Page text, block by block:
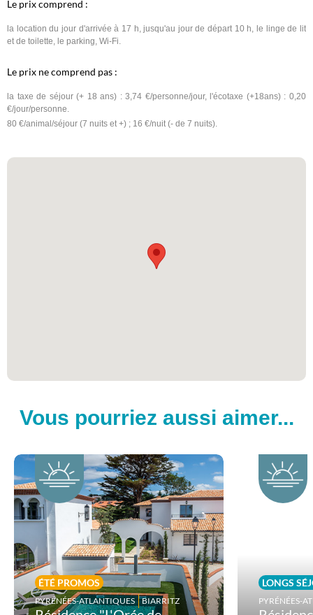
Le prix comprend :
la location du jour d'arrivée à 17 h, jusqu'au jour de départ 10 h, le linge de lit
et de toilette, le parking, Wi-Fi.
Le prix ne comprend pas :
la taxe de séjour (+ 18 ans) : 3,74 €/personne/jour, l'écotaxe (+18ans) : 0,20
€/jour/personne.
80 €/animal/séjour (7 nuits et +) ; 16 €/nuit (- de 7 nuits).
Vous pourriez aussi aimer...
ÉTÉ PROMOS
PYRÉNÉES-ATLANTIQUES BIARRITZ
LONGS
PYRÉNÉES-